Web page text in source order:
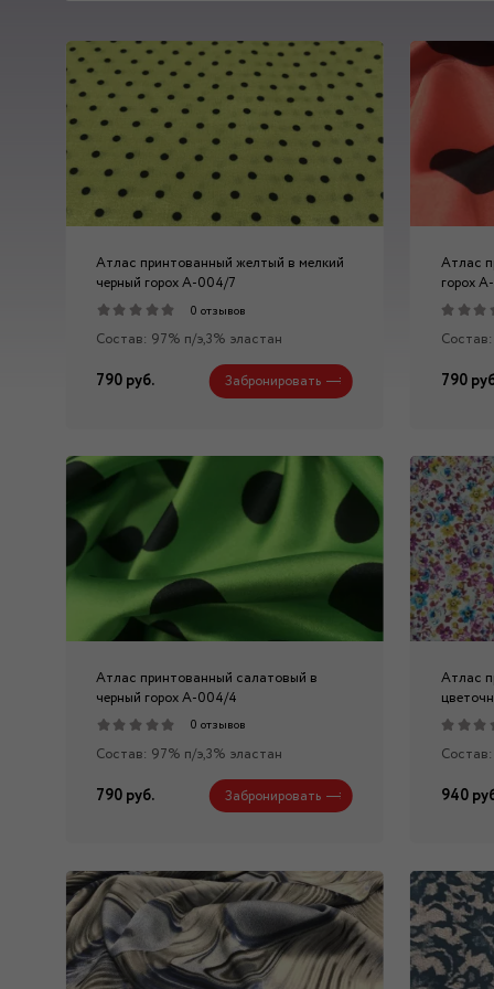
Атлас принтованный желтый в мелкий
черный горох А-004/7
0 отзывов
Состав: 97% п/э,3% эластан
790 руб. Забронировать
Атлас
горох
790
Атлас принтованный салатовый в
черный горох А-004/4
0 отзывов
Состав: 97% п/э,3% эластан
790 руб. Забронировать
Атлас
940